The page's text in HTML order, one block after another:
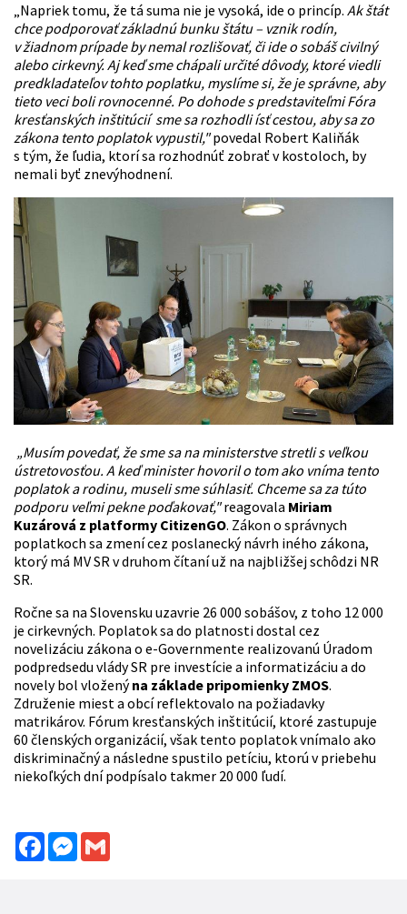
„Napriek tomu, že tá suma nie je vysoká, ide o princíp. Ak štát
chce podporovať základnú bunku štátu – vznik rodín,
v žiadnom prípade by nemal rozlišovať, či ide o sobáš civilný
alebo cirkevný. Aj keď sme chápali určité dôvody, ktoré viedli
predkladateľov tohto poplatku, myslíme si, že je správne, aby
tieto veci boli rovnocenné. Po dohode s predstaviteľmi Fóra
kresťanských inštitúcií sme sa rozhodli ísť cestou, aby sa zo
zákona tento poplatok vypustil,"povedal Robert Kaliňák
s tým, že ľudia, ktorí sa rozhodnúť zobrať v kostoloch, by
nemali byť znevýhodnení.
„Musím povedať, že sme sa na ministerstve stretli s veľkou
ústretovosťou. A keď minister hovoril o tom ako vníma tento
poplatok a rodinu, museli sme súhlasiť. Chceme sa za túto
podporu veľmi pekne poďakovať," reagovala Miriam
Kuzárová z platformy CitizenGO. Zákon o správnych
poplatkoch sa zmení cez poslanecký návrh iného zákona,
ktorý má MV SR v druhom čítaní už na najbližšej schôdzi NR
SR.
Ročne sa na Slovensku uzavrie 26 000 sobášov, z toho 12 000
je cirkevných. Poplatok sa do platnosti dostal cez
novelizáciu zákona o e-Governmente realizovanú Úradom
podpredsedu vlády SR pre investície a informatizáciu a do
novely bol vloženýna základe pripomienky ZMOS.
Združenie miest a obcí reflektovalo na požiadavky
matrikárov. Fórum kresťanských inštitúcií, ktoré zastupuje
60 členských organizácií, však tento poplatok vnímalo ako
diskriminačný a následne spustilo petíciu, ktorú v priebehu
niekoľkých dní podpísalo takmer 20 000 ľudí.
FacebookMessenger